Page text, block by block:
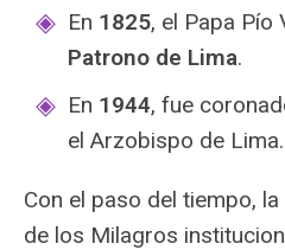
En 1825, el Papa Pío
Patrono de Lima.
En 1944, fue
el Arzobispo de Lima.
Con el paso del tiempo,
de los Milagros